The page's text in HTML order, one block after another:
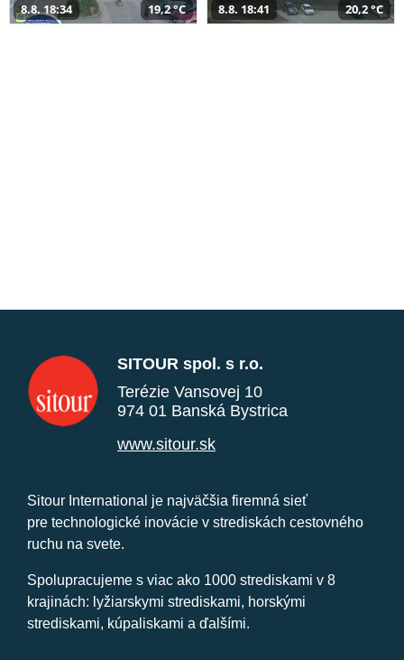
8.8. 18:34 19,2 °C 8.8. 18:41 20,2 °C
SITOUR spol. s r.o.
Terézie Vansovej 10
974 01 Banská Bystrica
www.sitour.sk
Sitour International je najväčšia firemná sieť
pre technologické inovácie v strediskách cestovného
ruchu na svete.
Spolupracujeme s viac ako 1000 strediskami v 8
krajinách: lyžiarskymi strediskami, horskými
strediskami, kúpaliskami a ďalšími.